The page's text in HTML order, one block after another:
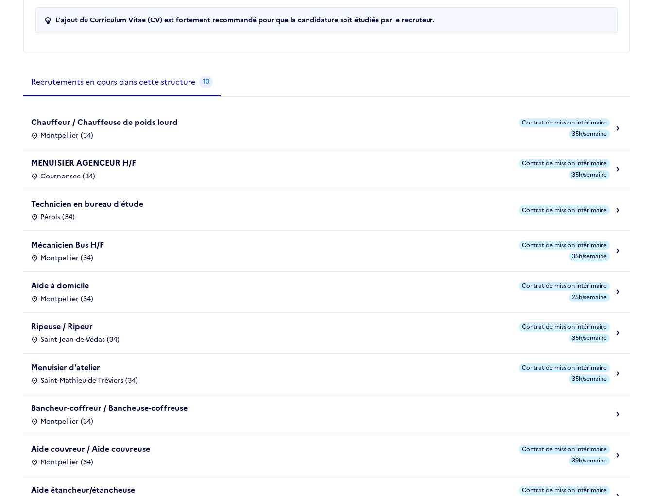
L'ajout du Curriculum Vitae (CV) est fortement recommandé pour que la candidature soit étudiée par le recruteur.
Recrutements de la structure
Recrutements en cours dans cette structure 10
Chauffeur / Chauffeuse de poids lourd
Montpellier (34)
Contrat de mission intérimaire
35h/semaine
MENUISIER AGENCEUR H/F
Cournonsec (34)
Contrat de mission intérimaire
35h/semaine
Technicien en bureau d'étude
Pérols (34)
Contrat de mission intérimaire
Mécanicien Bus H/F
Montpellier (34)
Contrat de mission intérimaire
35h/semaine
Aide à domicile
Montpellier (34)
Contrat de mission intérimaire
25h/semaine
Ripeuse / Ripeur
Saint-Jean-de-Védas (34)
Contrat de mission intérimaire
35h/semaine
Menuisier d'atelier
Saint-Mathieu-de-Tréviers (34)
Contrat de mission intérimaire
35h/semaine
Bancheur-coffreur / Bancheuse-coffreuse
Montpellier (34)
Aide couvreur / Aide couvreuse
Montpellier (34)
Contrat de mission intérimaire
39h/semaine
Aide étancheur/étancheuse
Contrat de mission intérimaire